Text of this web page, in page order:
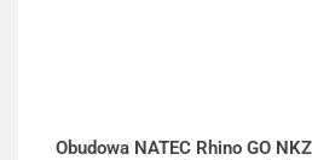
Obudowa NATEC Rhino GO